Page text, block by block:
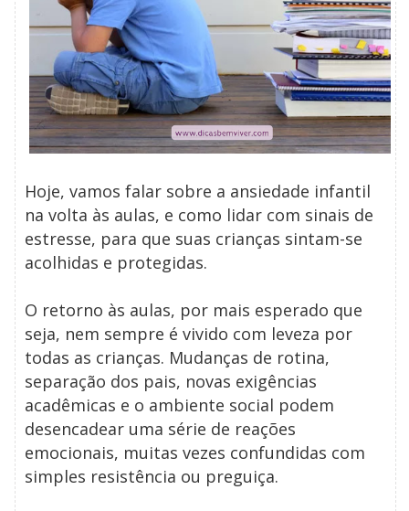
Hoje, vamos falar sobre a ansiedade infantil
na volta às aulas, e como lidar com sinais de
estresse, para que suas crianças sintam-se
acolhidas e protegidas.
O retorno às aulas, por mais esperado que
seja, nem sempre é vivido com leveza por
todas as crianças. Mudanças de rotina,
separação dos pais, novas exigências
acadêmicas e o ambiente social podem
desencadear uma série de reações
emocionais, muitas vezes confundidas com
simples resistência ou preguiça.